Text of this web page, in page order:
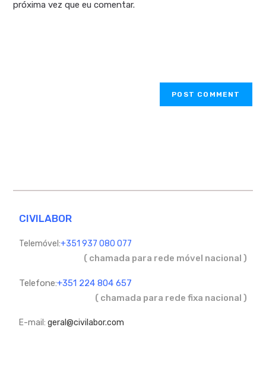
próxima vez que eu comentar.
CIVILABOR
Telemóvel:+351 937 080 077
( chamada para rede móvel nacional )
Telefone:+351 224 804 657
( chamada para rede fixa nacional )
E-mail:geral@civilabor.com